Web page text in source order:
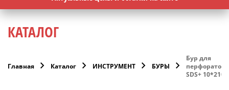
КАТАЛОГ
Главная Каталог ИНСТРУМЕНТ БУРЫ
Бур для
перфоратора
SDS+ 10*210